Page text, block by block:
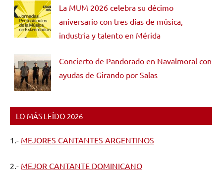
La MUM 2026 celebra su décimo
aniversario con tres días de música,
industria y talento en Mérida
Concierto de Pandorado en Navalmoral con
ayudas de Girando por Salas
LO MÁS LEÍDO 2026
1.- MEJORES CANTANTES ARGENTINOS
2.- MEJOR CANTANTE DOMINICANO